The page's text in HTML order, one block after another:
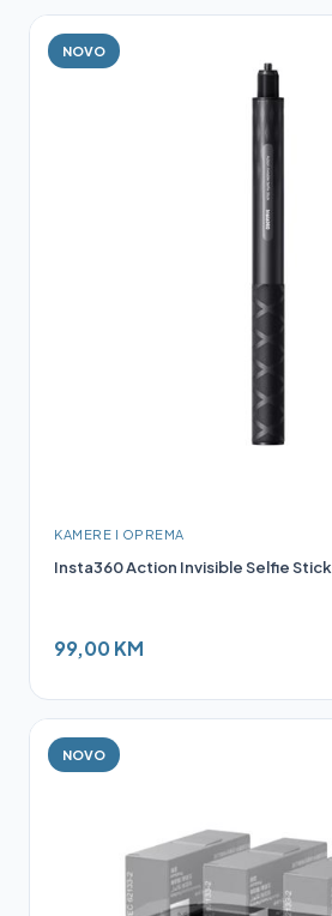
NOVO
KAMERE I OPREMA
Insta360 Action Invisible Selfie Stick
99,00 KM
NOVO